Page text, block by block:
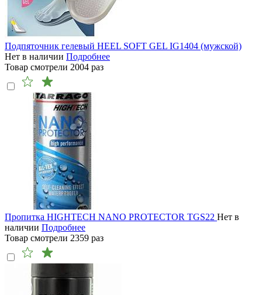
Подпяточник гелевый HEEL SOFT GEL IG1404 (мужской)
Нет в наличии Подробнее
Товар смотрели 2004 раз
Пропитка HIGHTECH NANO PROTECTOR TGS22 Нет в
наличии Подробнее
Товар смотрели 2359 раз